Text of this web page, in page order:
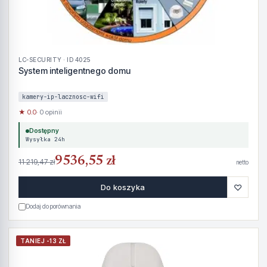
LC-SECURITY · ID 4025
System inteligentnego domu
kamery-ip-lacznosc-wifi
★ 0.0· 0 opinii
Dostępny
Wysyłka 24h
11 219,47 zł9536,55 zł netto
Do koszyka ♡
Dodaj do porównania
TANIEJ -13 ZŁ